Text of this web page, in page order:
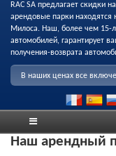
RAC SA предлагает скидки
арендовые парки находятся
Милоса. Наш, более чем 15-
автомобилей, гарантирует
получения-возврата
В наших ценах все
Наш арендный